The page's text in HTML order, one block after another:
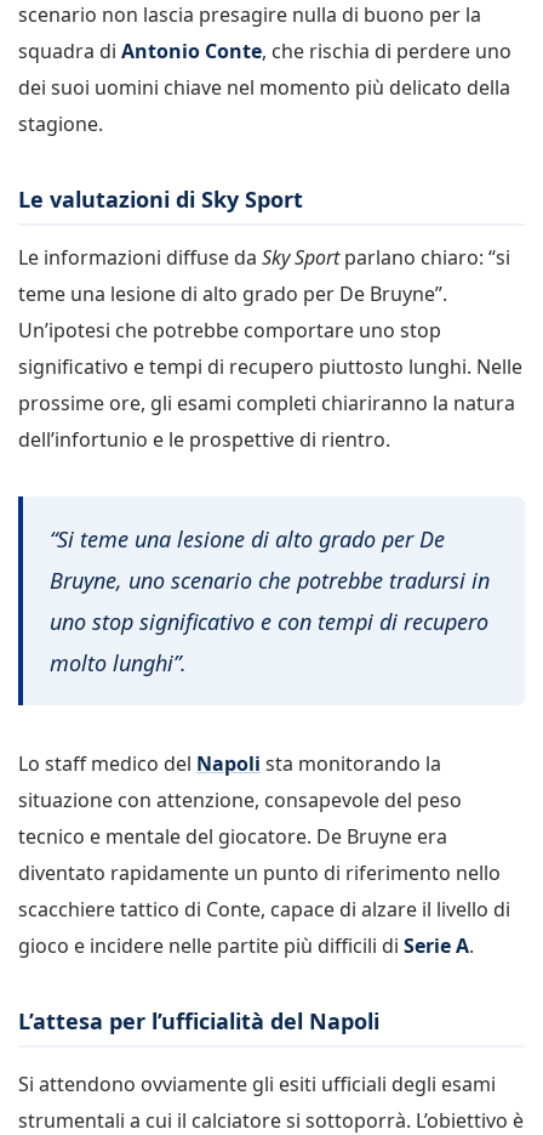
scenario non lascia presagire nulla di buono per la
squadra di Antonio Conte, che rischia di perdere uno
dei suoi uomini chiave nel momento più delicato della
stagione.
Le valutazioni di Sky Sport
Le informazioni diffuse da Sky Sportparlano chiaro: “si
teme una lesione di alto grado per De Bruyne”.
Un’ipotesi che potrebbe comportare uno stop
significativo e tempi di recupero piuttosto lunghi. Nelle
prossime ore, gli esami completi chiariranno la natura
dell’infortunio e le prospettive di rientro.
“Si teme una lesione di alto grado per De
Bruyne, uno scenario che potrebbe tradursi in
uno stop significativo e con tempi di recupero
molto lunghi”.
Lo staff medico del Napoli sta monitorando la
situazione con attenzione, consapevole del peso
tecnico e mentale del giocatore. De Bruyne era
diventato rapidamente un punto di riferimento nello
scacchiere tattico di Conte, capace di alzare il livello di
gioco e incidere nelle partite più difficili di Serie A.
L’attesa per l’ufficialità del Napoli
Si attendono ovviamente gli esiti ufficiali degli esami
strumentali a cui il calciatore si sottoporrà. L’obiettivo è